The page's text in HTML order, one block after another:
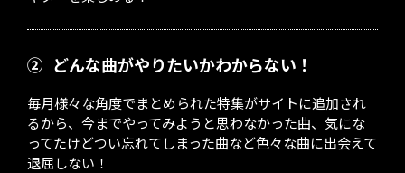
② どんな曲がやりたいかわからない！
毎月様々な角度でまとめられた特集がサイトに追加され
るから、今までやってみようと思わなかった曲、気にな
ってたけどつい忘れてしまった曲など色々な曲に出会えて
退屈しない！